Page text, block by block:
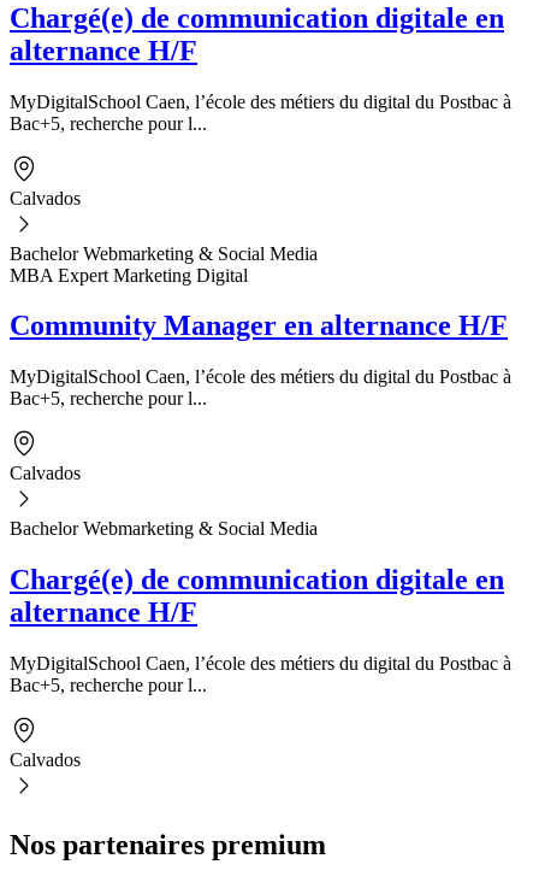
Chargé(e) de communication digitale en
alternance H/F
MyDigitalSchool Caen, l’école des métiers du digital du Postbac à
Bac+5, recherche pour l...
Calvados
Bachelor Webmarketing & Social Media
MBA Expert Marketing Digital
Community Manager en alternance H/F
MyDigitalSchool Caen, l’école des métiers du digital du Postbac à
Bac+5, recherche pour l...
Calvados
Bachelor Webmarketing & Social Media
Chargé(e) de communication digitale en
alternance H/F
MyDigitalSchool Caen, l’école des métiers du digital du Postbac à
Bac+5, recherche pour l...
Calvados
Nos partenaires premium